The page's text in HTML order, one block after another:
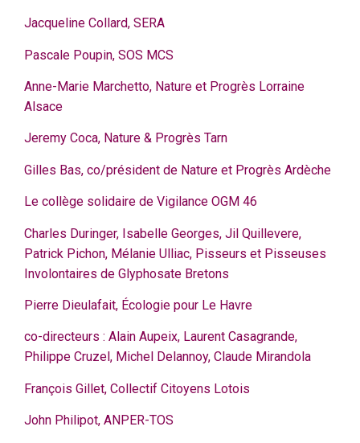
Jacqueline Collard, SERA
Pascale Poupin, SOS MCS
Anne-Marie Marchetto, Nature et Progrès Lorraine
Alsace
Jeremy Coca, Nature & Progrès Tarn
Gilles Bas, co/président de Nature et Progrès Ardèche
Le collège solidaire de Vigilance OGM 46
Charles Duringer, Isabelle Georges, Jil Quillevere,
Patrick Pichon, Mélanie Ulliac, Pisseurs et Pisseuses
Involontaires de Glyphosate Bretons
Pierre Dieulafait, Écologie pour Le Havre
co-directeurs : Alain Aupeix, Laurent Casagrande,
Philippe Cruzel, Michel Delannoy, Claude Mirandola
François Gillet, Collectif Citoyens Lotois
John Philipot, ANPER-TOS